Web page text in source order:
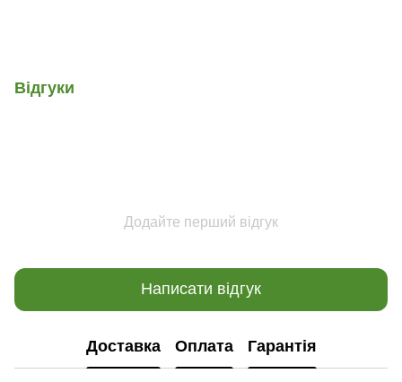
Відгуки
Додайте перший відгук
Написати відгук
Доставка Оплата Гарантія